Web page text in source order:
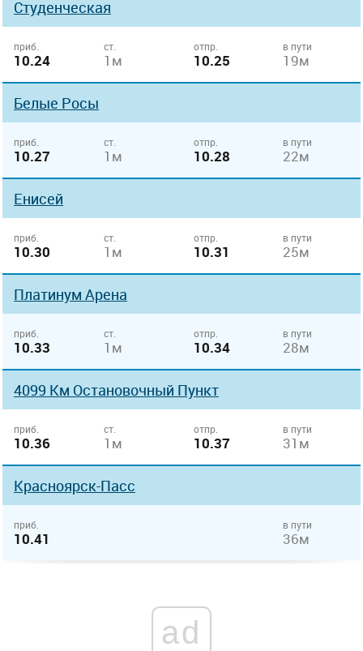
Студенческая
приб.
10.24
ст.
1м
отпр.
10.25
в пути
19м
Белые Росы
приб.
10.27
ст.
1м
отпр.
10.28
в пути
22м
Енисей
приб.
10.30
ст.
1м
отпр.
10.31
в пути
25м
Платинум Арена
приб.
10.33
ст.
1м
отпр.
10.34
в пути
28м
4099 Км Остановочный Пункт
приб.
10.36
ст.
1м
отпр.
10.37
в пути
31м
Красноярск-Пасс
приб.
10.41
в пути
36м
ad